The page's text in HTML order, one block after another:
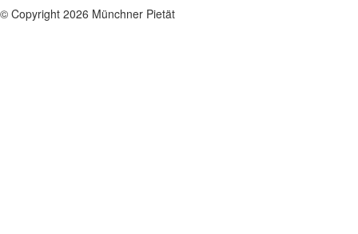
© Copyright 2026 Münchner Pietät